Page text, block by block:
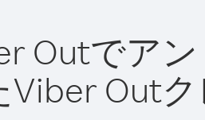
Outでア
Viber Out